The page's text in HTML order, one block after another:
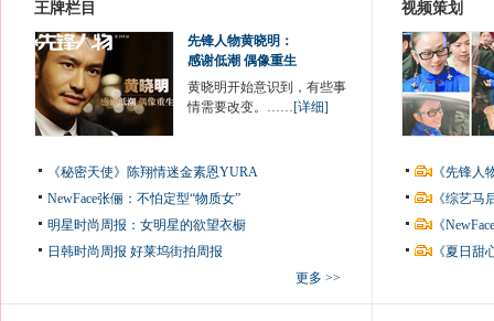
王牌栏目
先锋人物黄晓明：
感谢低潮 偶像重生
黄晓明开始意识到，有些事
情需要改变。……[详细]
《秘密天使》陈翔情迷金素恩YURA
NewFace张俪：不怕定型“物质女”
明星时尚周报：女明星的欲望衣橱
日韩时尚周报 好莱坞街拍周报
更多 >>
视频策划
《先锋
《综艺
《
《夏日